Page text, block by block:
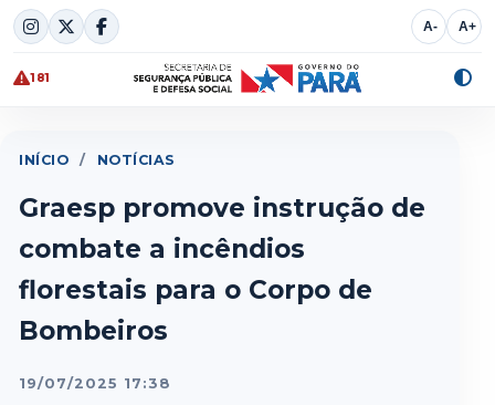
Skip
to
content
A- A+
181
INÍCIO / NOTÍCIAS
Graesp promove instrução de
combate a incêndios
florestais para o Corpo de
Bombeiros
19/07/2025 17:38